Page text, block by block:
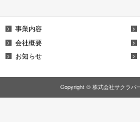
事業内容
会社概要
お知らせ
Copyright © 株式会社サクラパ